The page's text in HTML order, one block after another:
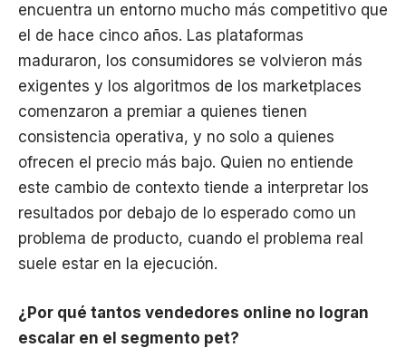
encuentra un entorno mucho más competitivo que
el de hace cinco años. Las plataformas
maduraron, los consumidores se volvieron más
exigentes y los algoritmos de los marketplaces
comenzaron a premiar a quienes tienen
consistencia operativa, y no solo a quienes
ofrecen el precio más bajo. Quien no entiende
este cambio de contexto tiende a interpretar los
resultados por debajo de lo esperado como un
problema de producto, cuando el problema real
suele estar en la ejecución.
¿Por qué tantos vendedores online no logran
escalar en el segmento pet?